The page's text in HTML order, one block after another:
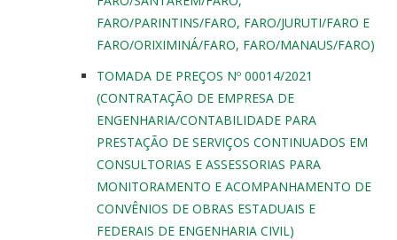
FARO/PARINTINS/FARO, FARO/JURUTI/FARO E
FARO/ORIXIMINÁ/FARO, FARO/MANAUS/FARO)
TOMADA DE PREÇOS Nº 00014/2021
(CONTRATAÇÃO DE EMPRESA DE
ENGENHARIA/CONTABILIDADE PARA
PRESTAÇÃO DE SERVIÇOS CONTINUADOS EM
CONSULTORIAS E ASSESSORIAS PARA
MONITORAMENTO E ACOMPANHAMENTO DE
CONVÊNIOS DE OBRAS ESTADUAIS E
FEDERAIS DE ENGENHARIA CIVIL)